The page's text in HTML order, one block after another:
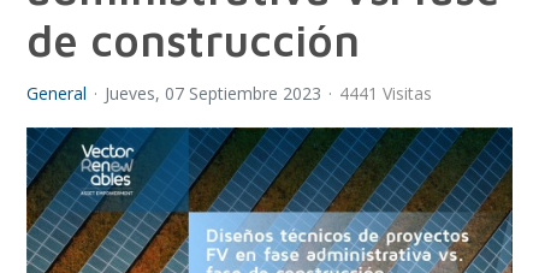
de construcción
General Jueves, 07 Septiembre 2023 4441 Visitas